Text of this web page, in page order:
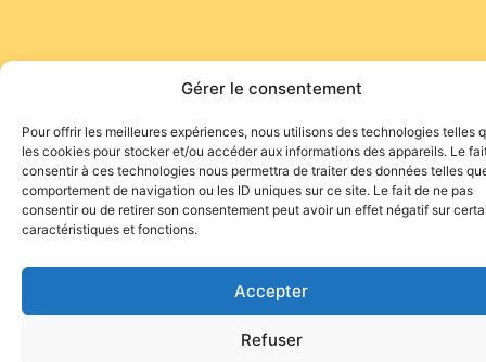
Gérer le consentement
Pour offrir les meilleures expériences, nous utilisons des technologies telles
les cookies pour stocker et/ou accéder aux informations des appareils. Le
consentir à ces technologies nous permettra de traiter des données telles
comportement de navigation ou les ID uniques sur ce site. Le fait de ne pas
consentir ou de retirer son consentement peut avoir un effet négatif sur
caractéristiques et fonctions.
Accepter
Refuser